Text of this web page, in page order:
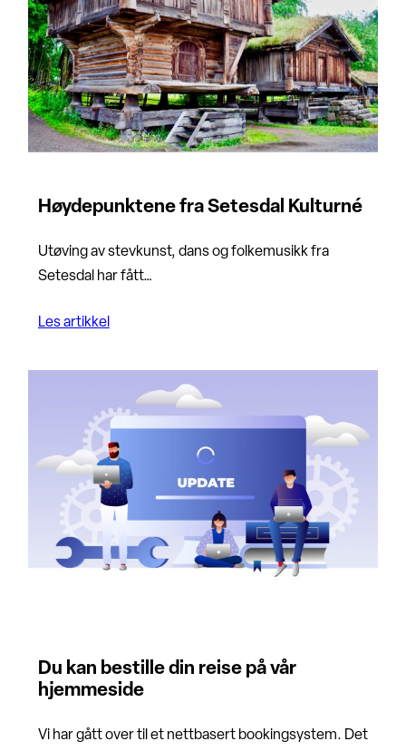
Høydepunktene fra Setesdal Kulturné
Utøving av stevkunst, dans og folkemusikk fra
Setesdal har fått…
Les artikkel
Du kan bestille din reise på vår
hjemmeside
Vi har gått over til et nettbasert bookingsystem. Det